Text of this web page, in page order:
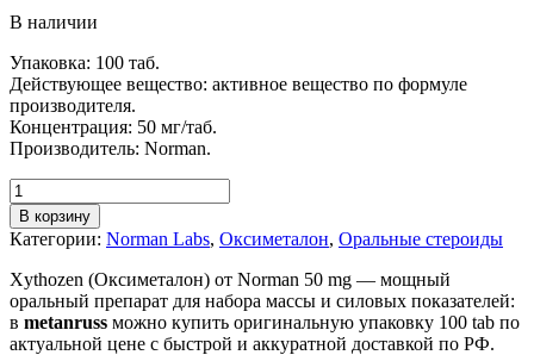
В наличии
Упаковка: 100 таб.
Действующее вещество: активное вещество по формуле
производителя.
Концентрация: 50 мг/таб.
Производитель: Norman.
В корзину
Категории: Norman Labs, Оксиметалон, Оральные стероиды
Xythozen (Оксиметалон) от Norman 50 mg — мощный
оральный препарат для набора массы и силовых показателей:
в metanruss можно купить оригинальную упаковку 100 tab по
актуальной цене с быстрой и аккуратной доставкой по РФ.